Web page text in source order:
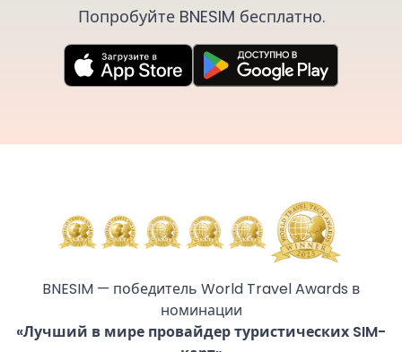
Попробуйте BNESIM бесплатно.
BNESIM — победитель World Travel Awards в
номинации
«Лучший в мире провайдер туристических SIM-